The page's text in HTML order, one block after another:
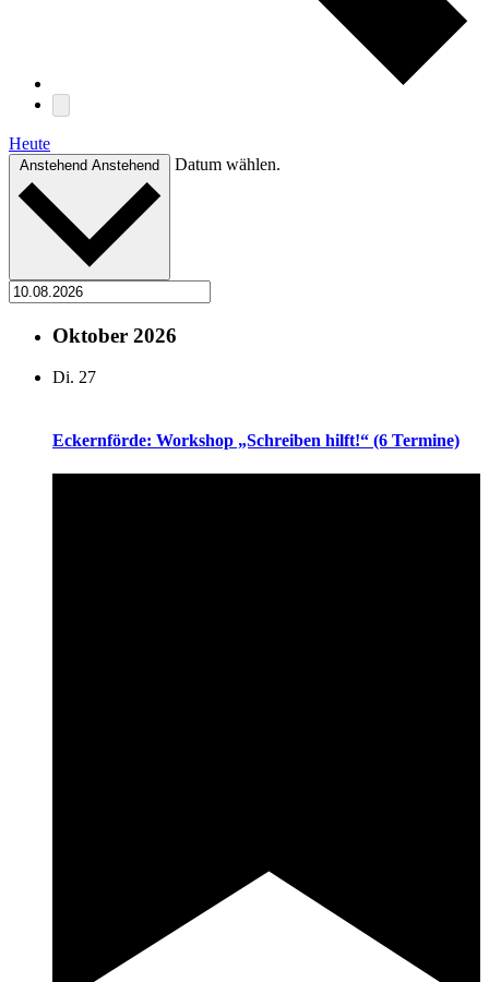
Heute
Anstehend Anstehend Datum wählen.
Oktober 2026
Di. 27
Eckernförde: Workshop „Schreiben hilft!“ (6 Termine)